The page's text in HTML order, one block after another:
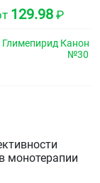
129.98 ₽
Глимепирид Канон
№30
монотерапии